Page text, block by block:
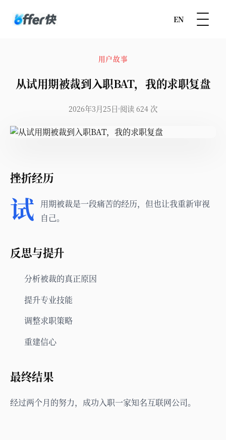
EN
用户故事
从试用期被裁到入职BAT，我的求职复盘
2026年3月25日 阅读 624 次
挫折经历
试
用期被裁是一段痛苦的经历，但也让我重新审视
自己。
反思与提升
分析被裁的真正原因
提升专业技能
调整求职策略
重建信心
最终结果
经过两个月的努力，成功入职一家知名互联网公司。